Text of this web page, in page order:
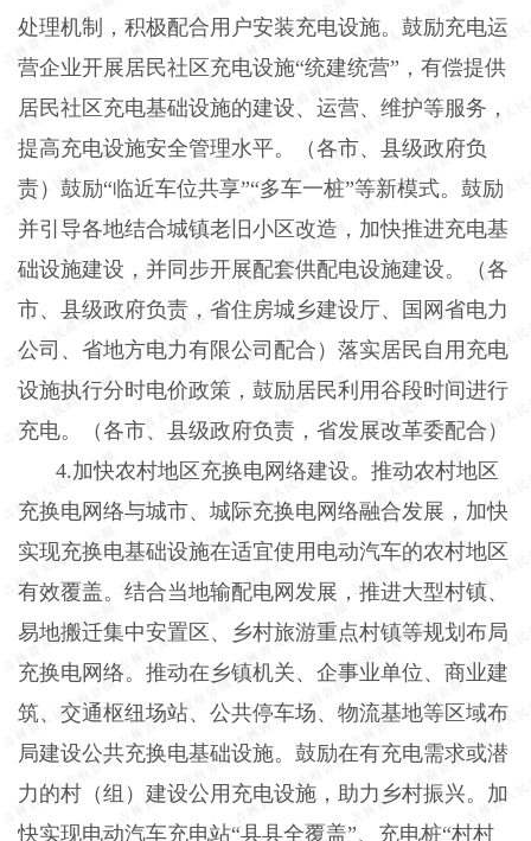
处理机制，积极配合用户安装充电设施。鼓励充电运
营企业开展居民社区充电设施“统建统营”，有偿提供
居民社区充电基础设施的建设、运营、维护等服务，
提高充电设施安全管理水平。（各市、县级政府负
责）鼓励“临近车位共享”“多车一桩”等新模式。鼓励
并引导各地结合城镇老旧小区改造，加快推进充电基
础设施建设，并同步开展配套供配电设施建设。（各
市、县级政府负责，省住房城乡建设厅、国网省电力
公司、省地方电力有限公司配合）落实居民自用充电
设施执行分时电价政策，鼓励居民利用谷段时间进行
充电。（各市、县级政府负责，省发展改革委配合）
4.加快农村地区充换电网络建设。推动农村地区
充换电网络与城市、城际充换电网络融合发展，加快
实现充换电基础设施在适宜使用电动汽车的农村地区
有效覆盖。结合当地输配电网发展，推进大型村镇、
易地搬迁集中安置区、乡村旅游重点村镇等规划布局
充换电网络。推动在乡镇机关、企事业单位、商业建
筑、交通枢纽场站、公共停车场、物流基地等区域布
局建设公共充换电基础设施。鼓励在有充电需求或潜
力的村（组）建设公用充电设施，助力乡村振兴。加
快实现电动汽车充电站“县县全覆盖”、充电桩“村村